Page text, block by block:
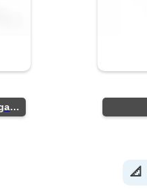
Parrilla De Hierro Con Metal Desplegado
📐